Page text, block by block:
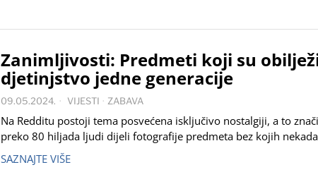
Zanimljivosti: Predmeti koji su
djetinjstvo jedne generacije
09.05.2024. VIJESTI · ZABAVA
Na Redditu postoji tema posvećena isključivo nostalgiji, a to
preko 80 hiljada ljudi dijeli fotografije predmeta bez kojih
SAZNAJTE VIŠE